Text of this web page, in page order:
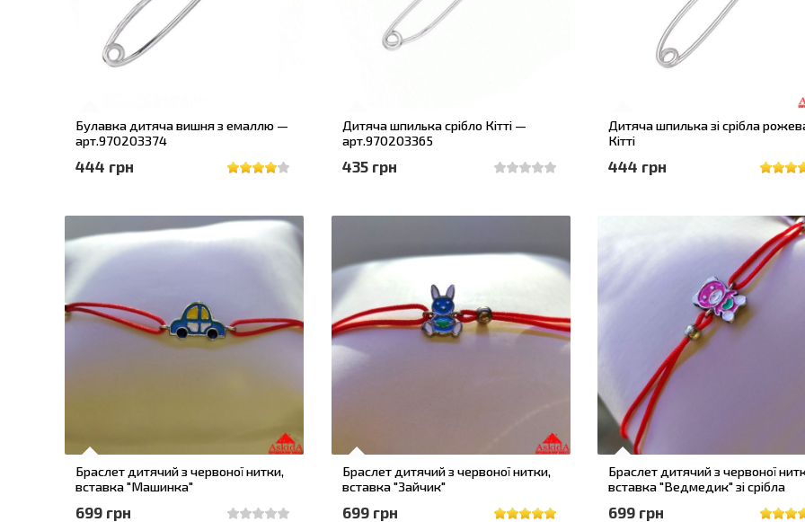
Булавка дитяча вишня з емаллю —
арт.970203374
444 грн
Дитяча шпилька срібло Кітті —
арт.970203365
435 грн
Дитяча шпилька зі срібла
Кітті
444 грн
Браслет дитячий з червоної нитки,
вставка "Машинка"
699 грн
Браслет дитячий з червоної нитки,
вставка "Зайчик"
699 грн
Браслет дитячий з червоної
вставка "Ведмедик" зі срібла
699 грн